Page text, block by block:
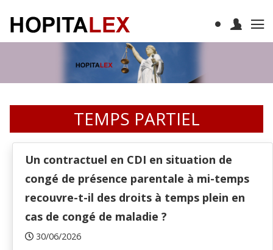
TEMPS PARTIEL
Un contractuel en CDI en situation de
congé de présence parentale à mi-temps
recouvre-t-il des droits à temps plein en
cas de congé de maladie ?
30/06/2026